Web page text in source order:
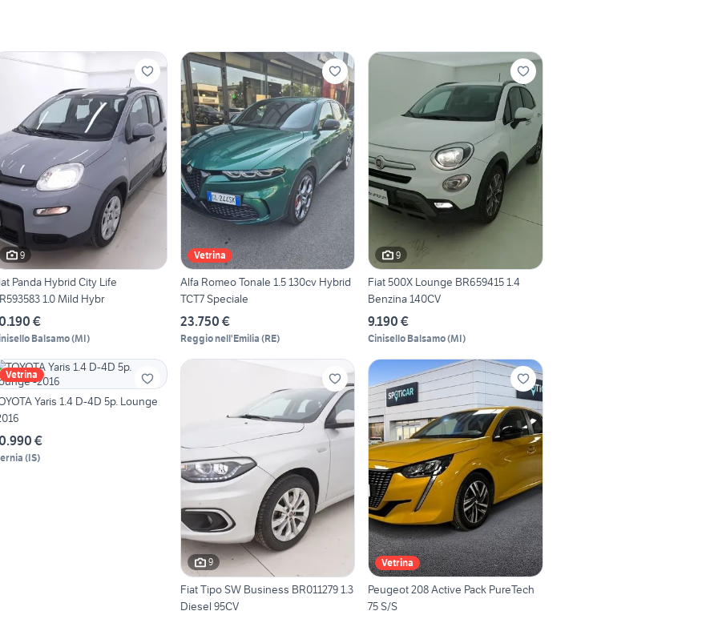
9
Panda Hybrid City Life
1.0 Mild Hybr
€
Balsamo(MI)
Vetrina
Alfa Romeo Tonale 1.5 130cv Hybrid
TCT7 Speciale
23.750 €
Reggio nell'Emilia (RE)
9
Fiat 500X Lounge BR659415 1.4
Benzina 140CV
9.190 €
Cinisello Balsamo(MI)
Vetrina
Yaris 1.4 D-4D 5p. Lounge
€
(IS)
9
Fiat Tipo SW Business BR011279 1.3
Diesel 95CV
Vetrina
Peugeot 208 Active Pack PureTech
75 S/S